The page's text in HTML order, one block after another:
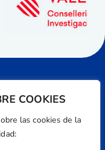
COOKIES
las cookies de la